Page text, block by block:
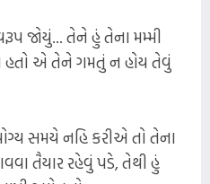
જોયું... તેને હું તેના મમ્મી
હતો એ તેને ગમતું ન હોય તેવું
સમયે નહિ કરીએ તો તેના
તૈયાર રહેવું પડે, તેથી હું